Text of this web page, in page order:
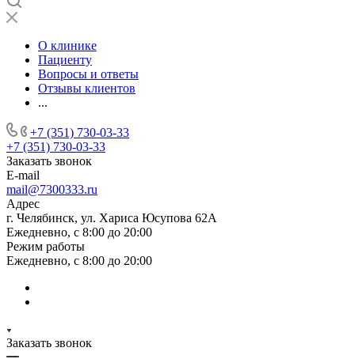
О клинике
Пациенту
Вопросы и ответы
Отзывы клиентов
...
+7 (351) 730-03-33
+7 (351) 730-03-33
Заказать звонок
E-mail
mail@7300333.ru
Адрес
г. Челябинск, ул. Хариса Юсупова 62А
Ежедневно, с 8:00 до 20:00
Режим работы
Ежедневно, с 8:00 до 20:00
Заказать звонок